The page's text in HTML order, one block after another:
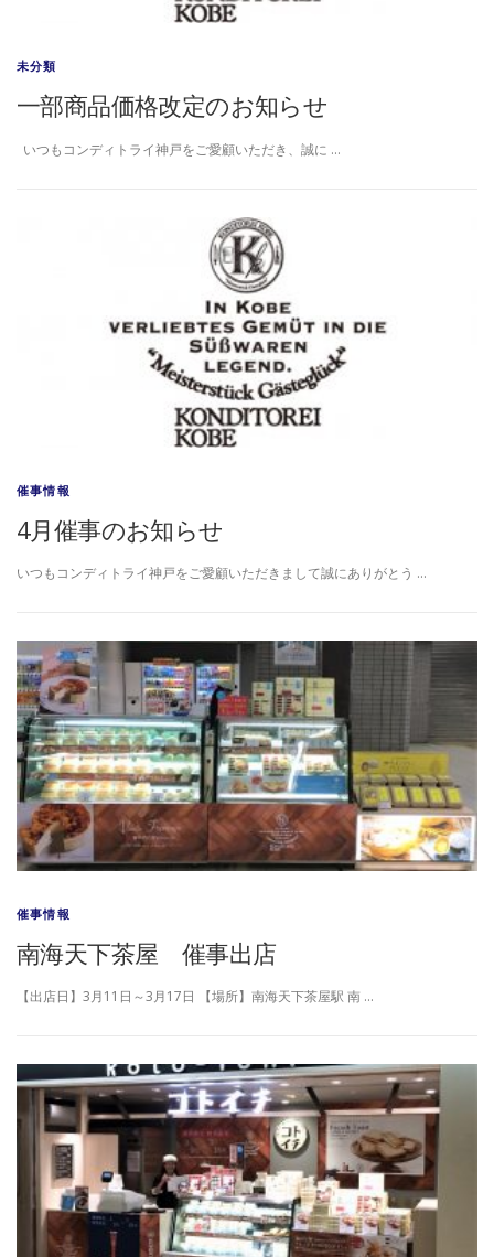
未分類
一部商品価格改定のお知らせ
いつもコンディトライ神戸をご愛顧いただき、誠に …
催事情報
4月催事のお知らせ
いつもコンディトライ神戸をご愛顧いただきまして誠にありがとう …
催事情報
南海天下茶屋 催事出店
【出店日】3月11日～3月17日 【場所】南海天下茶屋駅 南 …